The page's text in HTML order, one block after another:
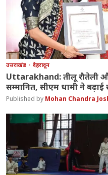
उत्तराखंड देहरादून
Uttarakhand: तीलू रौतेली
सम्मानित, सीएम धामी ने बढ़ाई
Mohan Chandra